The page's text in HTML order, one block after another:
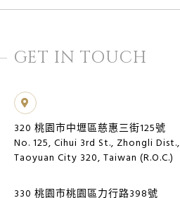
GET IN TOUCH
320 桃園市中壢區慈惠三街125號
No. 125, Cihui 3rd St., Zhongli Dist.,
Taoyuan City 320, Taiwan (R.O.C.)
330 桃園市桃園區力行路398號